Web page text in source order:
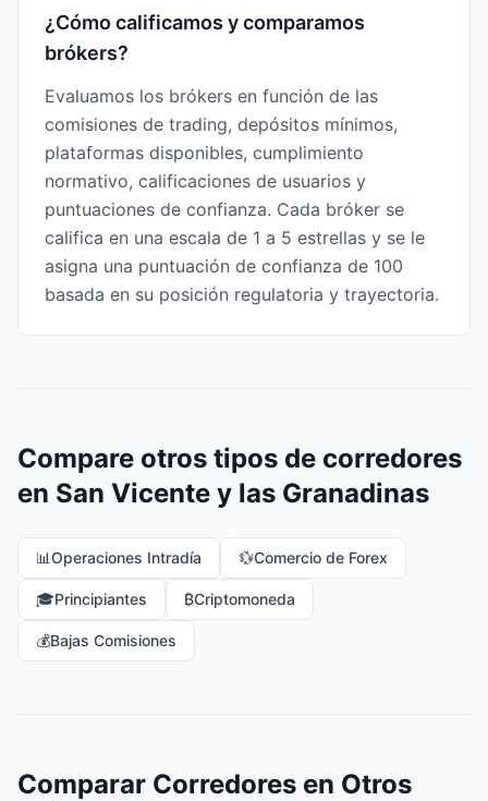
¿Cómo calificamos y comparamos
brókers?
Evaluamos los brókers en función de las
comisiones de trading, depósitos mínimos,
plataformas disponibles, cumplimiento
normativo, calificaciones de usuarios y
puntuaciones de confianza. Cada bróker se
califica en una escala de 1 a 5 estrellas y se le
asigna una puntuación de confianza de 100
basada en su posición regulatoria y trayectoria.
Compare otros tipos de corredores
en San Vicente y las Granadinas
📊Operaciones Intradía 💱Comercio de Forex
🎓Principiantes ₿Criptomoneda
💰Bajas Comisiones
Comparar Corredores en Otros